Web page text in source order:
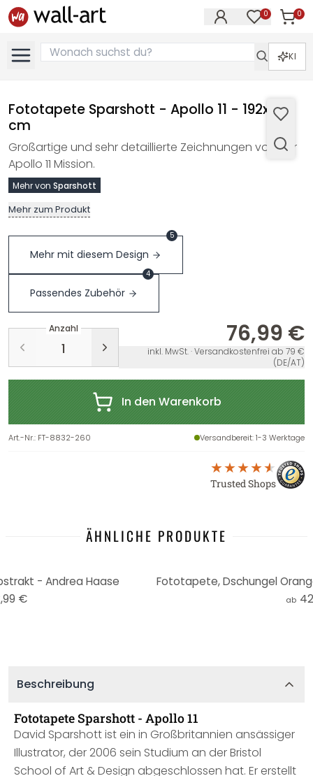
0 0
KI
Fototapete Sparshott - Apollo 11 - 192x260
cm
Großartige und sehr detaillierte Zeichnungen von der
Apollo 11 Mission.
Mehr von Sparshott
Mehr zum Produkt
Mehr mit diesem Design
5
Passendes Zubehör
4
Anzahl 76,99 €
inkl. MwSt. · Versandkostenfrei ab 79 €
(DE/AT)
In den Warenkorb
Art.-Nr.: FT-8832-260 Versandbereit: 1-3 Werktage
Trusted Shops
ÄHNLICHE PRODUKTE
- Andrea Haase
€
ab
Beschreibung
Fototapete Sparshott - Apollo 11
David Sparshott ist ein in Großbritannien ansässiger
Illustrator, der 2006 sein Studium an der Bristol
School of Art & Design abgeschlossen hat. Er erstellt